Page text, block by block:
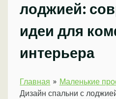
лоджией:
идеи для
интерьера
Главная
Маленькие
Дизайн спальни с